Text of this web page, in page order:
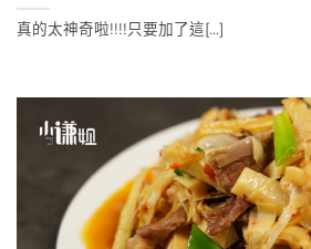
真的太神奇啦!!!!只要加了這[...]